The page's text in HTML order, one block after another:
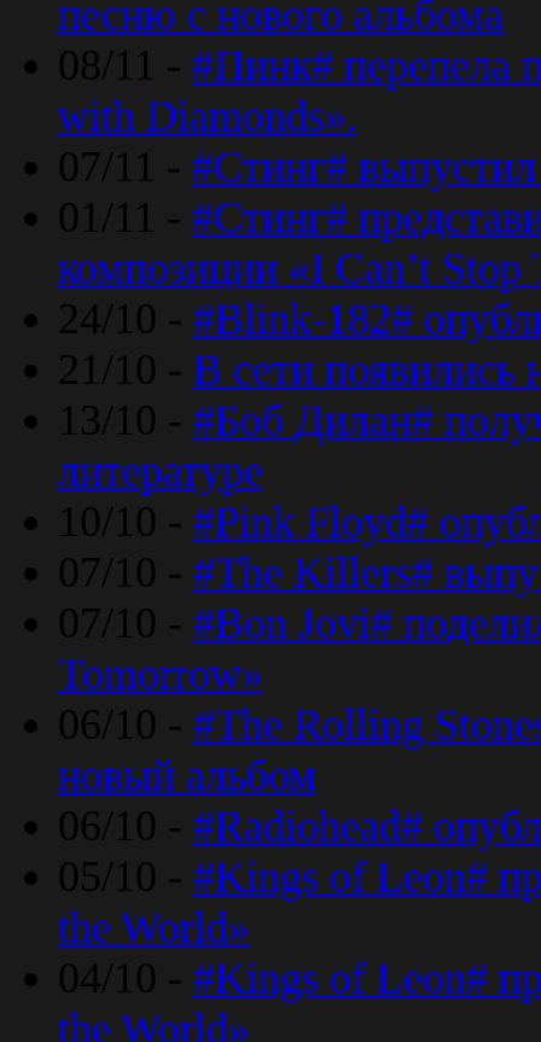
песню с нового альбома
08/11 - #Пинк# перепела
with Diamonds».
07/11 - #Стинг#
01/11 - #Стинг#
композиции «I Can’t
24/10 - #Blink-182#
21/10 - В сети появились
13/10 - #Боб Дилан#
литературе
10/10 - #Pink Floyd#
07/10 - #The Killers#
07/10 - #Bon Jovi#
Tomorrow»
06/10 - #The Rolling
новый альбом
06/10 - #Radiohead#
05/10 - #Kings of Leon#
the World»
04/10 - #Kings of Leon#
the World»